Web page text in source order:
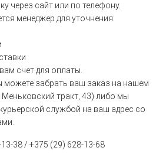
через сайт или по телефону.
менеджер для уточнения:
счет для оплаты.
можете забрать ваш заказ на нашем
Меньковский тракт, 43) либо мы
службой на ваш адрес со
38 / +375 (29) 628-13-68